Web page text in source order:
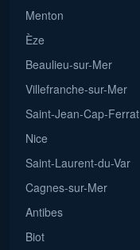
Menton
Èze
Beaulieu-sur-Mer
Villefranche-sur-Mer
Saint-Jean-Cap-Ferrat
Nice
Saint-Laurent-du-Var
Cagnes-sur-Mer
Antibes
Biot